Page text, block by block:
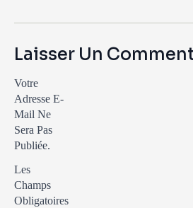
Laisser Un
Votre
Adresse E-
Mail Ne
Sera Pas
Publiée.
Les
Champs
Obligatoires